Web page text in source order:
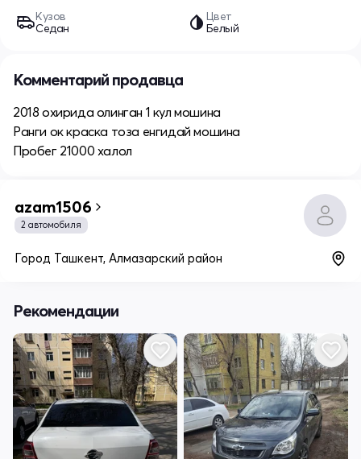
Кузов
Седан
Цвет
Белый
Комментарий продавца
2018 охирида олинган 1 кул мошина
Ранги ок краска тоза енгидай мошина
Пробег 21000 халол
azam1506
2 автомобиля
Город Ташкент, Алмазарский район
Рекомендации